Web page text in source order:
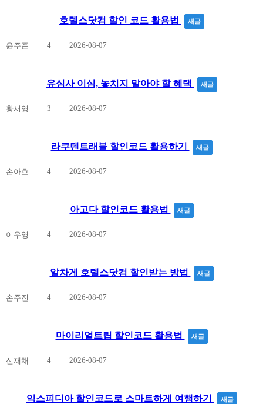
호텔스닷컴 할인 코드 활용법 새글
윤주준 4 2026-08-07
유심사 이심, 놓치지 말아야 할 혜택 새글
황서영 3 2026-08-07
라쿠텐트래블 할인코드 활용하기 새글
손아호 4 2026-08-07
아고다 할인코드 활용법 새글
이우영 4 2026-08-07
알차게 호텔스닷컴 할인받는 방법 새글
손주진 4 2026-08-07
마이리얼트립 할인코드 활용법 새글
신재채 4 2026-08-07
익스피디아 할인코드로 스마트하게 여행하기 새글